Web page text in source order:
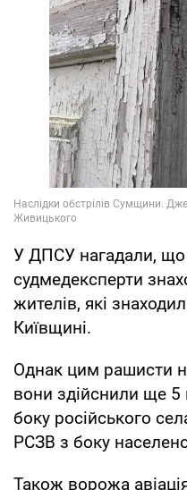
У ДПСУ нагадали, що
судмедексперти
жителів, які
Київщині.
Однак цим рашисти
вони здійснили ще 5
боку російського
РСЗВ з боку
Також ворожа